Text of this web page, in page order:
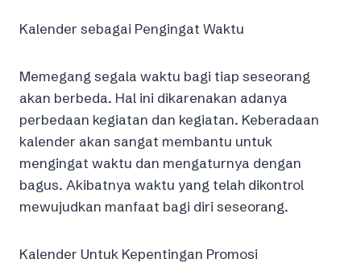
Kalender sebagai Pengingat Waktu
Memegang segala waktu bagi tiap seseorang
akan berbeda. Hal ini dikarenakan adanya
perbedaan kegiatan dan kegiatan. Keberadaan
kalender akan sangat membantu untuk
mengingat waktu dan mengaturnya dengan
bagus. Akibatnya waktu yang telah dikontrol
mewujudkan manfaat bagi diri seseorang.
Kalender Untuk Kepentingan Promosi